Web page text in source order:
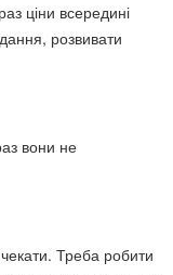
ціни всередині
розвивати
вони не
Треба робити